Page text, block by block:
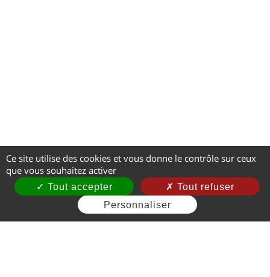
Ce site utilise des cookies et vous donne le contrôle sur ceux
que vous souhaitez activer
Tout accepter
Tout refuser
Personnaliser